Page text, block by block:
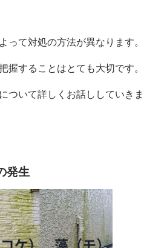
って対処の方法が異なります。
握することはとても大切です。
ついて詳しくお話ししていきま
発生